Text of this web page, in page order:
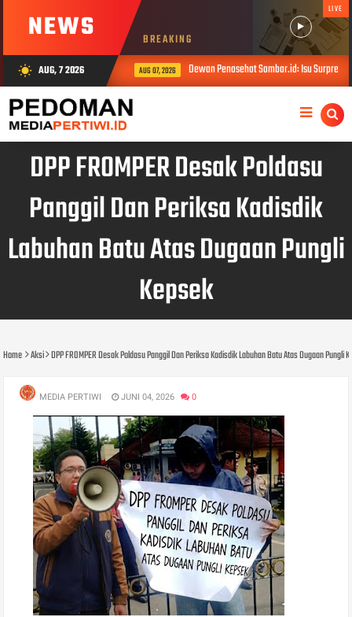
NEWS BREAKING
LIVE
wb_sunny AUG, 7 2026 AUG 07, 2026 Dewan Penasehat Sambar.id: Isu Surpres
DPP FROMPER Desak Poldasu
Panggil Dan Periksa Kadisdik
Labuhan Batu Atas Dugaan Pungli
Kepsek
Home Aksi DPP FROMPER Desak Poldasu Panggil Dan Periksa Kadisdik Labuhan Batu Atas Dugaan Pungli
MEDIA PERTIWI JUNI 04, 2026 0